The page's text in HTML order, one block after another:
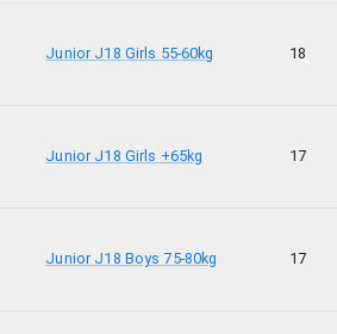
Junior J18 Girls 55-60kg 18
Junior J18 Girls +65kg 17
Junior J18 Boys 75-80kg 17